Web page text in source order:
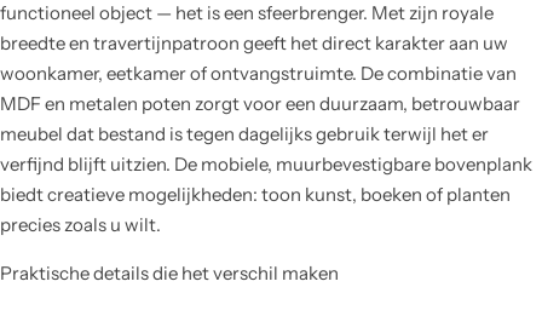
functioneel object — het is een sfeerbrenger. Met zijn royale
breedte en travertijnpatroon geeft het direct karakter aan uw
woonkamer, eetkamer of ontvangstruimte. De combinatie van
MDF en metalen poten zorgt voor een duurzaam, betrouwbaar
meubel dat bestand is tegen dagelijks gebruik terwijl het er
verfijnd blijft uitzien. De mobiele, muurbevestigbare bovenplank
biedt creatieve mogelijkheden: toon kunst, boeken of planten
precies zoals u wilt.
Praktische details die het verschil maken